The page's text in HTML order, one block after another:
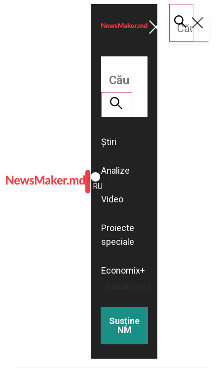
ROMÂNĂ
RU
Știri
Analize
Video
Proiecte
speciale
Economix+
Susține
NM